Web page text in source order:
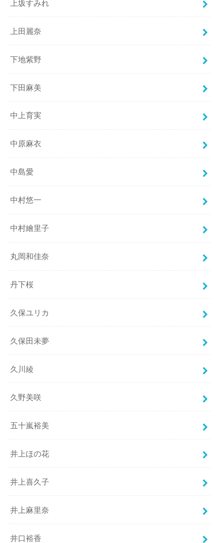
上坂すみれ
上田麗奈
下地紫野
下田麻美
中上育実
中原麻衣
中島愛
中村悠一
中村繪里子
丸岡和佳奈
丹下桜
久保ユリカ
久保田未夢
久川綾
久野美咲
五十嵐裕美
井上ほの花
井上喜久子
井上麻里奈
井口裕香